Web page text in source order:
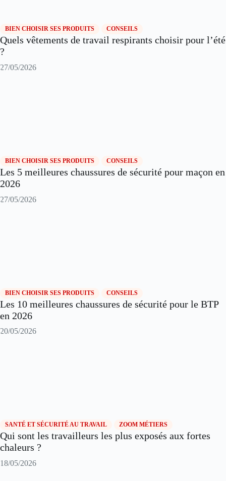
BIEN CHOISIR SES PRODUITS CONSEILS
Quels vêtements de travail respirants choisir pour l’été
?
27/05/2026
BIEN CHOISIR SES PRODUITS CONSEILS
Les 5 meilleures chaussures de sécurité pour maçon en
2026
27/05/2026
BIEN CHOISIR SES PRODUITS CONSEILS
Les 10 meilleures chaussures de sécurité pour le BTP
en 2026
20/05/2026
SANTÉ ET SÉCURITÉ AU TRAVAIL ZOOM MÉTIERS
Qui sont les travailleurs les plus exposés aux fortes
chaleurs ?
18/05/2026